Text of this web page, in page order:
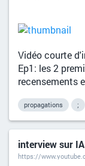
Vidéo courte
Ep1: les 2
recensements
propagations ;
interview sur
https://